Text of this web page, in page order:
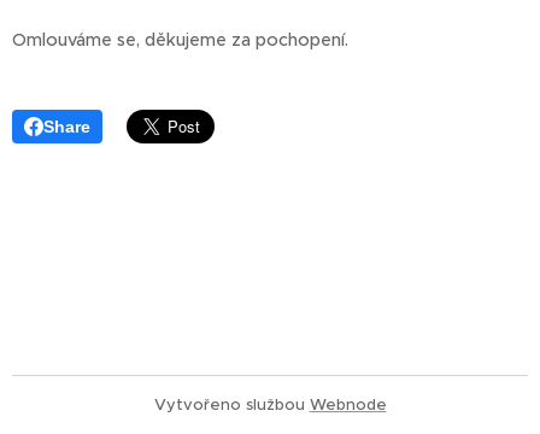
Omlouváme se, děkujeme za pochopení.
Share
Vytvořeno službou Webnode